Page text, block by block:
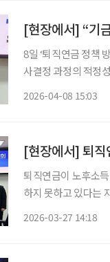
[현장에서] “기
8일 ‘퇴직연금 정책 방향 평
사결정 과정의 적정성 기준으로 책임
2026-04-08 15:03
[현장에서] 퇴
퇴직연금이 노후소
하지 못하고 있다는
2026-03-27 14:18